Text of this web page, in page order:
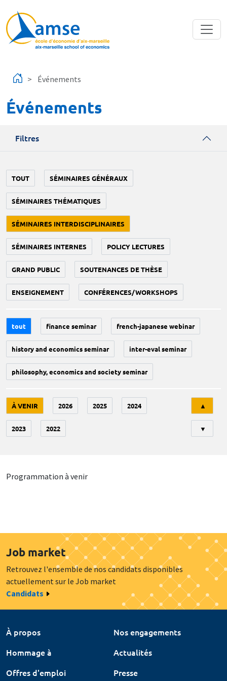
Événements
Événements
Filtres
TOUT SÉMINAIRES GÉNÉRAUX
SÉMINAIRES THÉMATIQUES
SÉMINAIRES INTERDISCIPLINAIRES
SÉMINAIRES INTERNES POLICY LECTURES
GRAND PUBLIC SOUTENANCES DE THÈSE
ENSEIGNEMENT CONFÉRENCES/WORKSHOPS
tout finance seminar french-japanese webinar
history and economics seminar inter-eval seminar
philosophy, economics and society seminar
À VENIR 2026 2025 2024
2023 2022
▲
▼
Programmation à venir
Job market
Retrouvez l'ensemble de nos candidats disponibles
actuellement sur le Job market
Candidats
À propos
Nos engagements
Hommage à
Actualités
Offres d'emploi
Presse